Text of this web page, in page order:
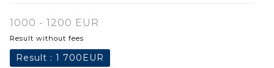
1000 - 1200 EUR
Result without fees
Result : 1 700EUR